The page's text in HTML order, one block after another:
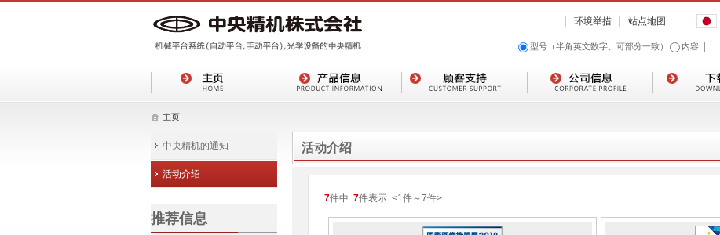
环境举措 站点地图
型号（半角英文数字、可部分一致） 内容
主页
活动介绍
7件中 7件表示 <1件～7件>
中央精机的通知
活动介绍
推荐信息